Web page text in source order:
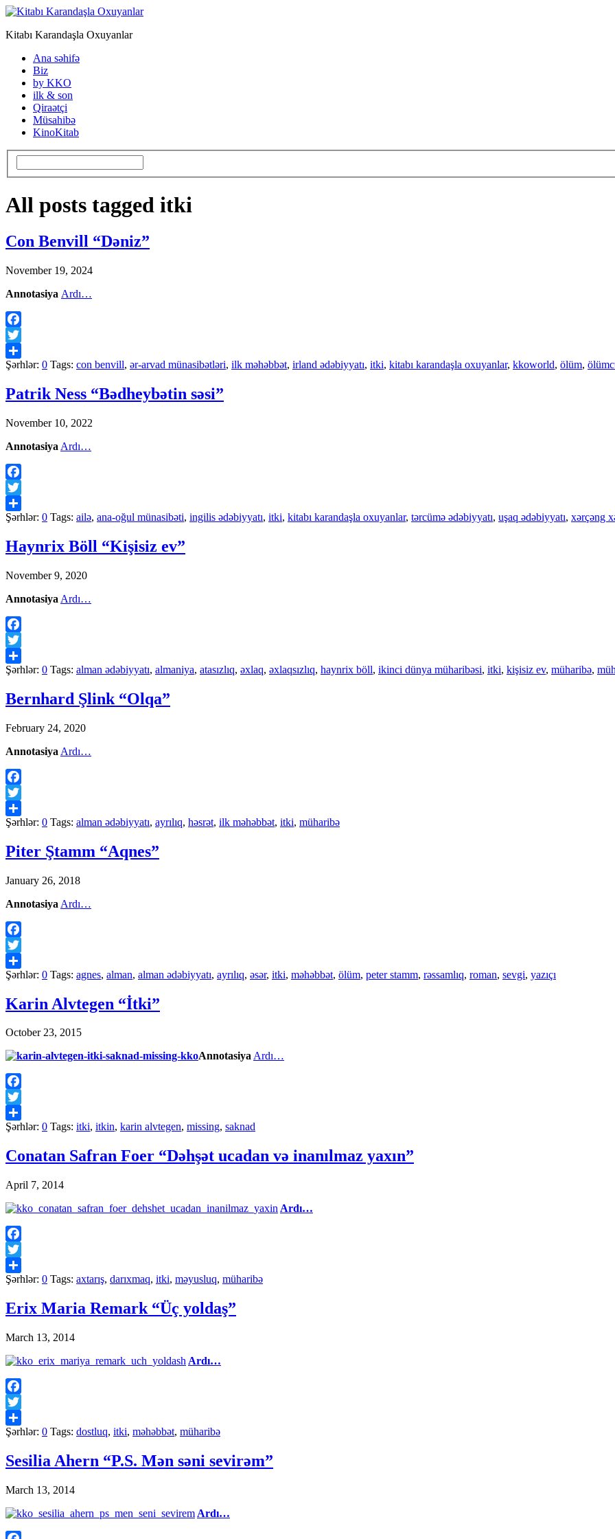
Kitabı Karandaşla Oxuyanlar
Ana səhifə
Biz
by KKO
ilk & son
Qiraətçi
Müsahibə
KinoKitab
All posts tagged itki
Con Benvill “Dəniz”
November 19, 2024
Annotasiya Ardı…
Facebook
Twitter
Share
Şərhlər: 0 Tags: con benvill, ər-arvad münasibətləri, ilk məhəbbət, irland ədəbiyyatı, itki, kitabı karandaşla oxuyanlar, kkoworld, ölüm,
Patrik Ness “Bədheybətin səsi”
November 10, 2022
Annotasiya Ardı…
Facebook
Twitter
Share
Şərhlər: 0 Tags: ailə, ana-oğul münasibəti, ingilis ədəbiyyatı, itki, kitabı karandaşla oxuyanlar, tərcümə ədəbiyyatı, uşaq ədəbiyyatı, xərçəng
Haynrix Böll “Kişisiz ev”
November 9, 2020
Annotasiya Ardı…
Facebook
Twitter
Share
Şərhlər: 0 Tags: alman ədəbiyyatı, almaniya, atasızlıq, əxlaq, əxlaqsızlıq, haynrix böll, ikinci dünya müharibəsi, itki, kişisiz ev, müharibə,
Bernhard Şlink “Olqa”
February 24, 2020
Annotasiya Ardı…
Facebook
Twitter
Share
Şərhlər: 0 Tags: alman ədəbiyyatı, ayrılıq, həsrət, ilk məhəbbət, itki, müharibə
Piter Ştamm “Aqnes”
January 26, 2018
Annotasiya Ardı…
Facebook
Twitter
Share
Şərhlər: 0 Tags: agnes, alman, alman ədəbiyyatı, ayrılıq, əsər, itki, məhəbbət, ölüm, peter stamm, rəssamlıq, roman, sevgi, yazıçı
Karin Alvtegen “İtki”
October 23, 2015
AnnotasiyaArdı…
Facebook
Twitter
Share
Şərhlər: 0 Tags: itki, itkin, karin alvtegen, missing, saknad
Conatan Safran Foer “Dəhşət ucadan və inanılmaz yaxın”
April 7, 2014
Ardı…
Facebook
Twitter
Share
Şərhlər: 0 Tags: axtarış, darıxmaq, itki, məyusluq, müharibə
Erix Maria Remark “Üç yoldaş”
March 13, 2014
Ardı…
Facebook
Twitter
Share
Şərhlər: 0 Tags: dostluq, itki, məhəbbət, müharibə
Sesilia Ahern “P.S. Mən səni sevirəm”
March 13, 2014
Ardı…